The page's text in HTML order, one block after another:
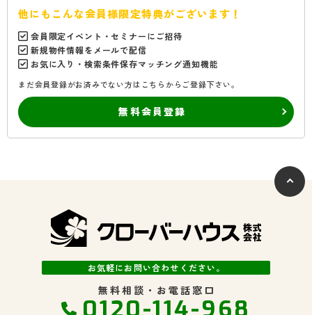
他にもこんな会員様限定特典がございます！
会員限定イベント・セミナーにご招待
新規物件情報をメールで配信
お気に入り・検索条件保存マッチング通知機能
まだ会員登録がお済みでない方はこちらからご登録下さい。
無料会員登録
お気軽にお問い合わせください。
無料相談・お電話窓口